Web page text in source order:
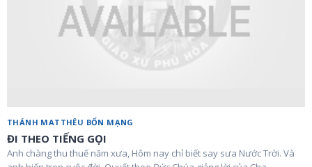
THÁNH MATTHÊU BỔN MẠNG
ĐI THEO TIẾNG GỌI
Anh chàng thu thuế năm xưa, Hôm nay chỉ biết say sưa Nước Trời. Và